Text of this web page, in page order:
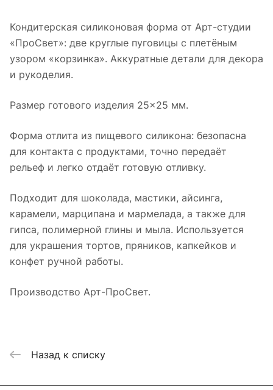
Кондитерская силиконовая форма от Арт-студии
«ПроСвет»: две круглые пуговицы с плетёным
узором «корзинка». Аккуратные детали для декора
и рукоделия.
Размер готового изделия 25×25 мм.
Форма отлита из пищевого силикона: безопасна
для контакта с продуктами, точно передаёт
рельеф и легко отдаёт готовую отливку.
Подходит для шоколада, мастики, айсинга,
карамели, марципана и мармелада, а также для
гипса, полимерной глины и мыла. Используется
для украшения тортов, пряников, капкейков и
конфет ручной работы.
Производство Арт-ПроСвет.
Назад к списку